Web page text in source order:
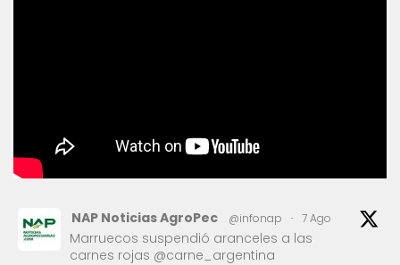
NAP Noticias AgroPec @infonap · 7 Ago
Marruecos suspendió aranceles a las
carnes rojas @carne_argentina